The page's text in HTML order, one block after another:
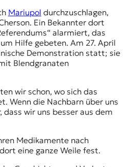
Mariupol durchzuschlagen,
Ein Bekannter dort
alarmiert, das
Hilfe gebeten. Am 27. April
Demonstration statt; sie
Blendgranaten
wir schon, wo sich das
Wenn die Nachbarn über uns
dass wir uns besser aus dem
Medikamente nach
eine ganze Weile fest.